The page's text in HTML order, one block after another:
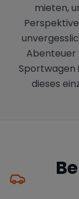
mieten,
Abenteuer
Sportwagen
dieses